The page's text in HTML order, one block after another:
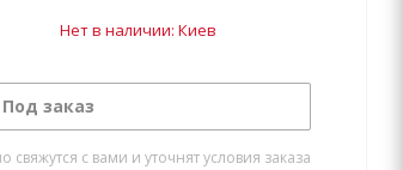
Нет в наличии: Киев
Под заказ
с вами и уточнят условия заказа